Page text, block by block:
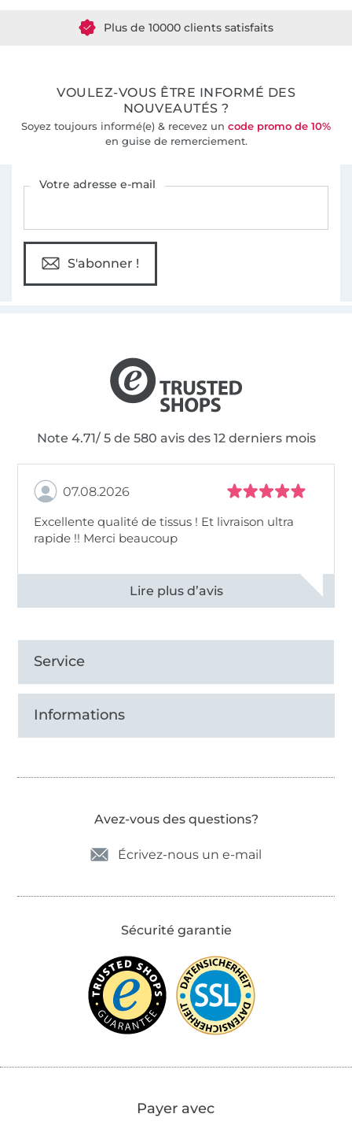
VOULEZ-VOUS ÊTRE INFORMÉ DES
NOUVEAUTÉS ?
Soyez toujours informé(e) & recevez un code promo de 10%
en guise de remerciement.
Votre adresse e-mail
S'abonner !
Note 4.71/ 5 de 580 avis des 12 derniers mois
07.08.2026
Excellente qualité de tissus ! Et livraison ultra
rapide !! Merci beaucoup
Voir tous les 11497 commentaires
Service
Informations
Avez-vous des questions?
Écrivez-nous un e-mail
Sécurité garantie
Payer avec